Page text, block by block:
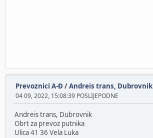
Prevoznici A-Đ /Andreis trans, Dubrovnik
04 09, 2022, 15:08:39 POSLIJEPODNE
Andreis trans, Dubrovnik
Obrt za prevoz putnika
Ulica 41 36 Vela Luka